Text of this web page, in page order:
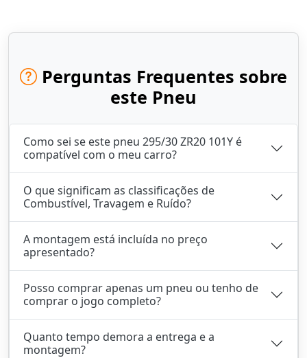
Perguntas Frequentes sobre
este Pneu
Como sei se este pneu 295/30 ZR20 101Y é
compatível com o meu carro?
O que significam as classificações de
Combustível, Travagem e Ruído?
A montagem está incluída no preço
apresentado?
Posso comprar apenas um pneu ou tenho de
comprar o jogo completo?
Quanto tempo demora a entrega e a
montagem?